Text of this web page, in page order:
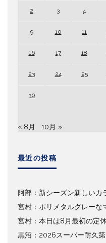
2 3 4
9 10 11
16 17 18
23 24 25
30
« 8月 10月 »
最近の投稿
阿部：新シーズン新しいカ
宮村：ポリメタルグレーな
宮村：本日は8月最初の定休
黒沼：2026スーパー耐久